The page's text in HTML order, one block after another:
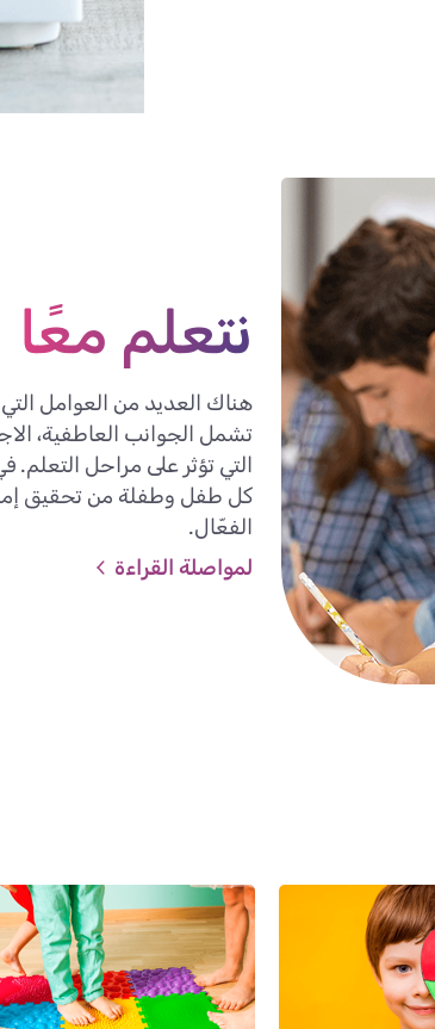
نتعلم معًا
هناك العديد من العوامل
تشمل الجوانب العاطفية،
التي تؤثر على مراحل التعلم.
كل طفل وطفلة من تحقيق
الفعّال.
لمواصلة القراءة